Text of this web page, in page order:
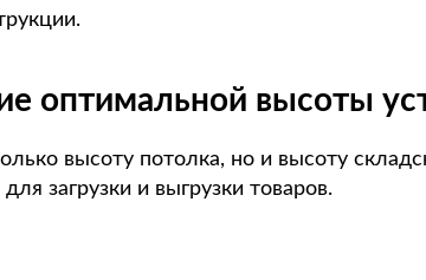
оптимальной высоты
высоту потолка, но и высоту
загрузки и выгрузки товаров.